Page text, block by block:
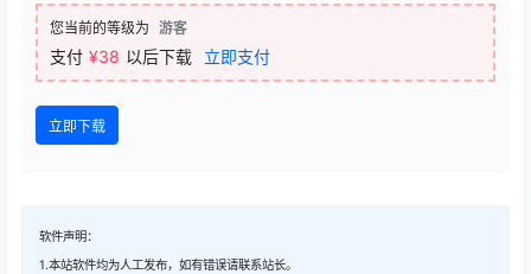
您当前的等级为 游客
支付 ¥38 以后下载 立即支付
立即下载
软件声明：
1.本站软件均为人工发布，如有错误请联系站长。